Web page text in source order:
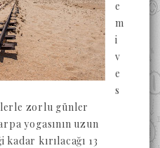
e
m
i
v
e
s
zorlu günler
yogasının uzun
kırılacağı 13